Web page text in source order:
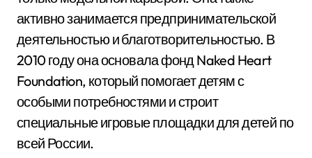
активно занимается предпринимательской
деятельностью и благотворительностью. В
2010 году она основала фонд Naked Heart
Foundation, который помогает детям с
особыми потребностями и строит
специальные игровые площадки для детей по
всей России.